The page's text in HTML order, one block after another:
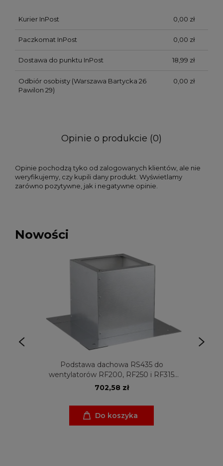
Kurier InPost 0,00 zł
Paczkomat InPost 0,00 zł
Dostawa do punktu InPost 18,99 zł
Odbiór osobisty(Warszawa Bartycka 26
Pawilon 29)
0,00 zł
Opinie o produkcie (0)
Opinie pochodzą tyko od zalogowanych klientów, ale nie
weryfikujemy, czy kupili dany produkt. Wyświetlamy
zarówno pozytywne, jak i negatywne opinie.
Nowości
Podstawa dachowa RS435 do
wentylatorów RF200, RF250 i RF315
Venture Industries
702,58 zł
Do koszyka